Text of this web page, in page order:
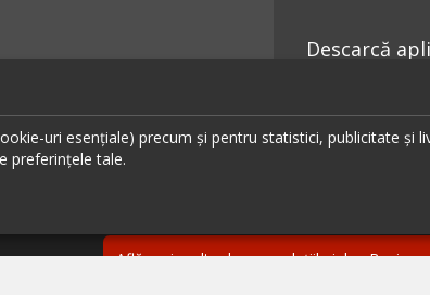
Descarcă
Află mai multe despre soluțiile ialoc
uri esențiale) precum și pentru statistici, publicitate și
preferințele tale.